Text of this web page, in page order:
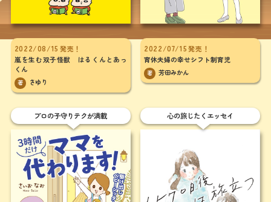
2022/08/15 発売！
嵐を生む双子怪獣 はるくんとあっ
くん
著 さゆり
2022/07/15 発売！
育休夫婦の幸せシフト制育児
著 芳田みかん
プロの子守りテクが満載 心の旅じたくエッセイ